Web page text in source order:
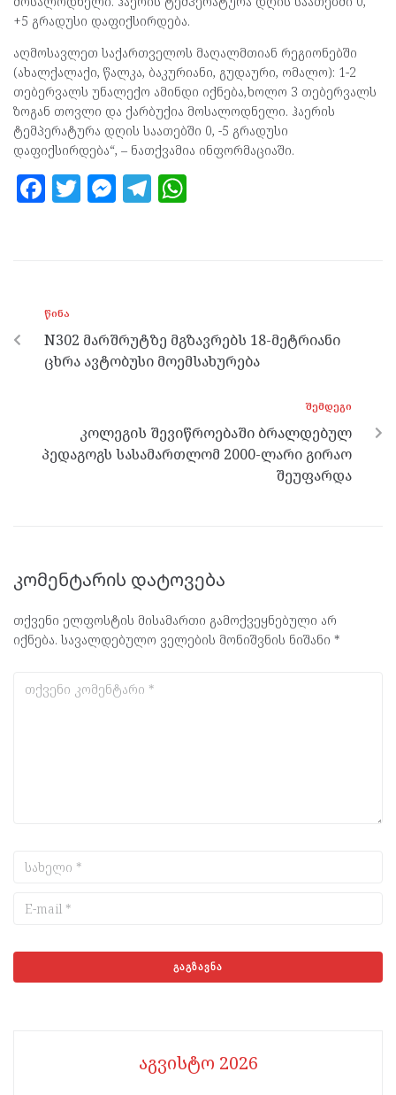
+5 გრადუსი დაფიქსირდება.
აღმოსავლეთ საქართველოს მაღალმთიან რეგიონებში
(ახალქალაქი, წალკა, ბაკურიანი, გუდაური, ომალო): 1-2
თებერვალს უნალექო ამინდი იქნება,ხოლო 3 თებერვალს
ზოგან თოვლი და ქარბუქია მოსალოდნელი. ჰაერის
ტემპერატურა დღის საათებში 0, -5 გრადუსი
დაფიქსირდება“, – ნათქვამია ინფორმაციაში.
F
o
o
k
T M
er
T
m p
p
ᲬᲘᲜᲐ
N302 მარშრუტზე მგზავრებს 18-მეტრიანი
ცხრა ავტობუსი მოემსახურება
ᲨᲔᲛᲓᲔᲒᲘ
კოლეგის შევიწროებაში ბრალდებულ
პედაგოგს სასამართლომ 2000-ლარი გირაო
შეუფარდა
კომენტარის დატოვება
თქვენი ელფოსტის მისამართი გამოქვეყნებული არ
იქნება. სავალდებულო ველების მონიშვნის ნიშანი *
აგვისტო 2026